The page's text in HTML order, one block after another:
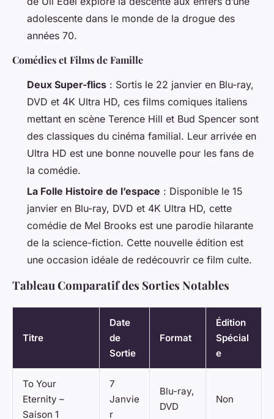
adolescente dans le monde de la drogue des
années 70.
Comédies et Films de Famille
Deux Super-flics : Sortis le 22 janvier en Blu-ray,
DVD et 4K Ultra HD, ces films comiques italiens
mettant en scène Terence Hill et Bud Spencer sont
des classiques du cinéma familial. Leur arrivée en
Ultra HD est une bonne nouvelle pour les fans de
la comédie.
La Folle Histoire de l’espace : Disponible le 15
janvier en Blu-ray, DVD et 4K Ultra HD, cette
comédie de Mel Brooks est une parodie hilarante
de la science-fiction. Cette nouvelle édition est
une occasion idéale de redécouvrir ce film culte.
Tableau Comparatif des Sorties Notables
Titre
Date
de
Sortie
Format
Édition
Spécial
e
To Your
Eternity –
Saison 1
7
Janvie
r
Blu-ray,
DVD
Non